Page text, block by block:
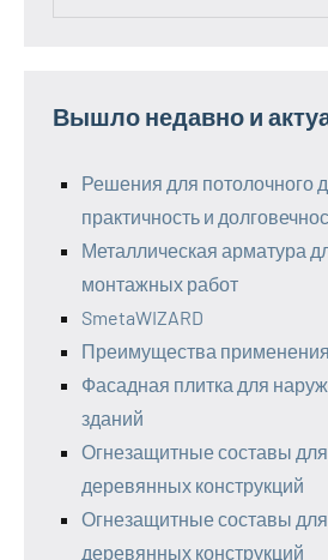
Вышло недавно и
Решения для потолочного
практичность и
Металлическая арматура
монтажных работ
SmetaWIZARD
Преимущества применения
Фасадная плитка для
зданий
Огнезащитные составы
деревянных конструкций
Огнезащитные составы
деревянных конструкций